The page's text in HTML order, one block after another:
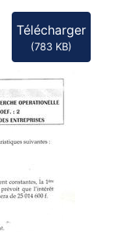
Télécharger
(783 KB)